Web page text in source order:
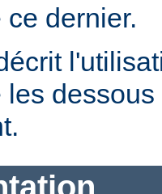
dernier.